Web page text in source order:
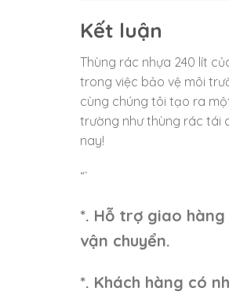
Kết luận
Thùng rác nhựa 240 lít
trong việc bảo vệ môi
cùng chúng tôi tạo ra
trường như thùng rác tái
nay!
“`
*. Hỗ trợ giao
vận chuyển.
*. Khách hàng có